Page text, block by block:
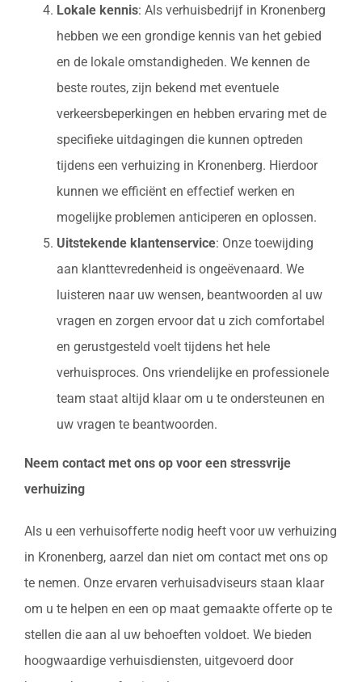
Lokale kennis: Als verhuisbedrijf in Kronenberg
hebben we een grondige kennis van het gebied
en de lokale omstandigheden. We kennen de
beste routes, zijn bekend met eventuele
verkeersbeperkingen en hebben ervaring met de
specifieke uitdagingen die kunnen optreden
tijdens een verhuizing in Kronenberg. Hierdoor
kunnen we efficiënt en effectief werken en
mogelijke problemen anticiperen en oplossen.
Uitstekende klantenservice: Onze toewijding
aan klanttevredenheid is ongeëvenaard. We
luisteren naar uw wensen, beantwoorden al uw
vragen en zorgen ervoor dat u zich comfortabel
en gerustgesteld voelt tijdens het hele
verhuisproces. Ons vriendelijke en professionele
team staat altijd klaar om u te ondersteunen en
uw vragen te beantwoorden.
Neem contact met ons op voor een stressvrije
verhuizing
Als u een verhuisofferte nodig heeft voor uw verhuizing
in Kronenberg, aarzel dan niet om contact met ons op
te nemen. Onze ervaren verhuisadviseurs staan klaar
om u te helpen en een op maat gemaakte offerte op te
stellen die aan al uw behoeften voldoet. We bieden
hoogwaardige verhuisdiensten, uitgevoerd door